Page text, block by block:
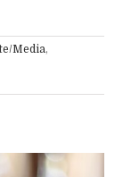
Media,